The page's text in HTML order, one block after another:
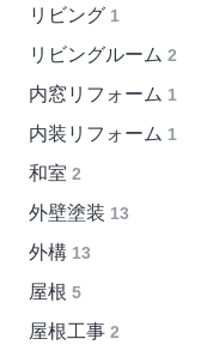
リビング 1
リビングルーム 2
内窓リフォーム 1
内装リフォーム 1
和室 2
外壁塗装 13
外構 13
屋根 5
屋根工事 2